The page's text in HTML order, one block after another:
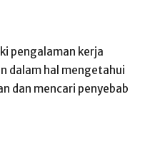
pengalaman kerja
dalam hal mengetahui
dan mencari penyebab